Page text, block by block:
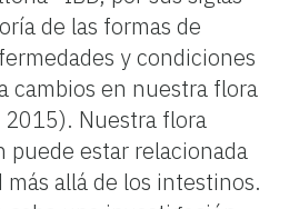
de las formas de
y condiciones
cambios en nuestra flora
Nuestra flora
estar relacionada
allá de los intestinos.